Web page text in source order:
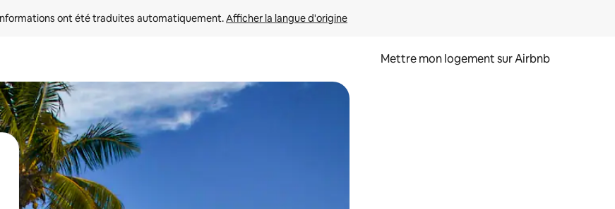
ont été traduites automatiquement. Afficher la langue d'origine
Mettre mon logement sur Airbnb